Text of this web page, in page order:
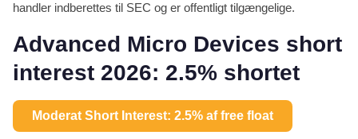
handler indberettes til SEC og er offentligt tilgængelige.
Advanced Micro Devices short
interest 2026: 2.5% shortet
Moderat Short Interest: 2.5% af free float